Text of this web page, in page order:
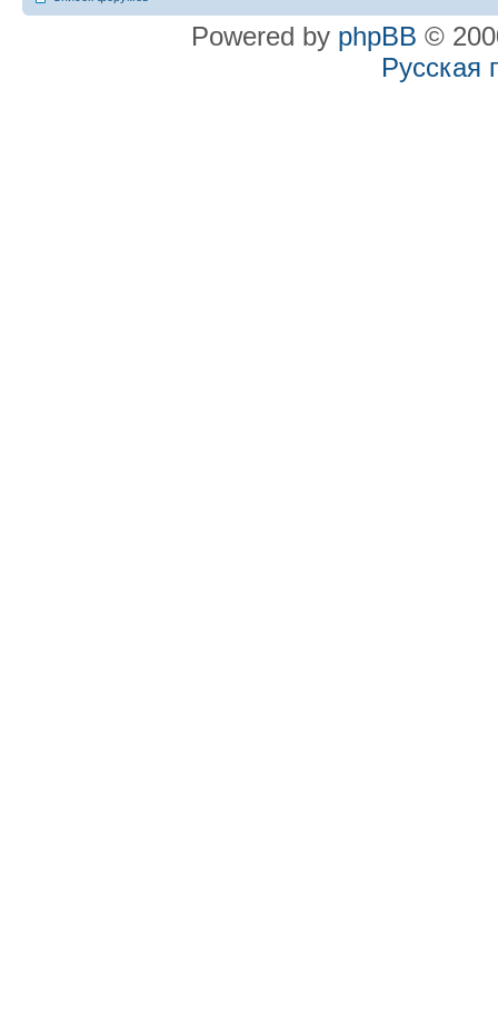
Powered by phpBB ©
Русская